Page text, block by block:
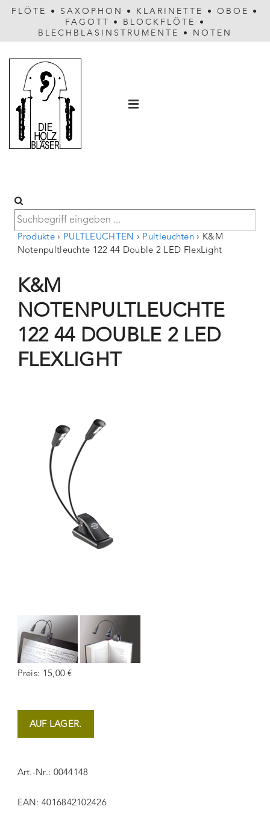
FLÖTE • SAXOPHON • KLARINETTE • OBOE
•
FAGOTT
• BLOCKFLÖTE
•
BLECHBLASINSTRUMENTE
• NOTEN
Produkte › PULTLEUCHTEN › Pultleuchten › K&M
Notenpultleuchte 122 44 Double 2 LED FlexLight
K&M
NOTENPULTLEUCHTE
122 44 DOUBLE 2 LED
FLEXLIGHT
Preis: 15,00 €
AUF LAGER.
Art.-Nr.: 0044148
EAN: 4016842102426